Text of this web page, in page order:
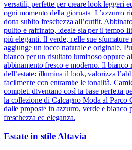
versatili, perfette per creare look leggeri
ogni momento della giornata. L’azzurro
dona subito freschezza all’outfit.
pulito e raffinato, ideale sia per il tempo
più eleganti. Il verde, nelle sue sfumature
aggiunge un tocco naturale e originale.
bianco per un risultato luminoso oppure
abbinamento fresco e moderno. Il bianco
dell’estate: illumina il look, valorizza
facilmente con entrambe le tonalità.
completi diventano così la base perfetta
la collezione di Calcagno Moda al Parco
dalle proposte in azzurro, verde e bianco
freschezza ed eleganza.
Estate in stile Altavia